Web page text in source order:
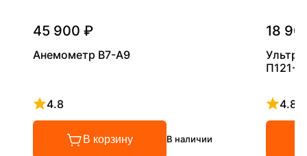
45 900 ₽
Анемометр В7-А9
4.8
Рейтинг 4.8 из 5
В корзину В наличии
18
П121-
4.8